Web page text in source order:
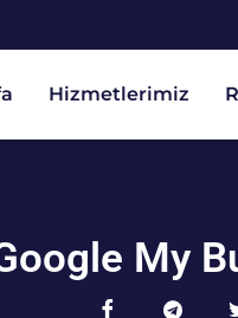
Hizmetlerimiz
My